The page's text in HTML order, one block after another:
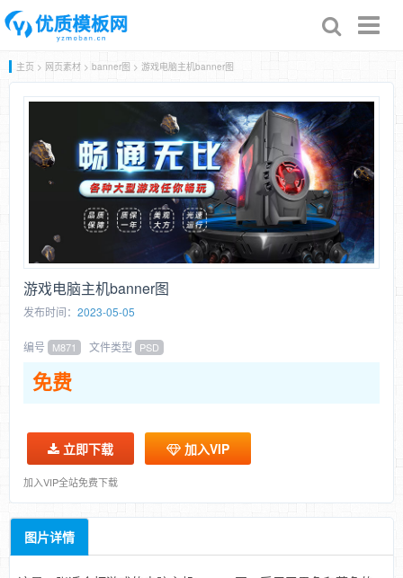
主页 > 网页素材 > banner图 > 游戏电脑主机banner图
游戏电脑主机banner图
发布时间： 2023-05-05
编号 M871 文件类型 PSD
免费
立即下载 加入VIP
加入VIP全站免费下载
图片详情